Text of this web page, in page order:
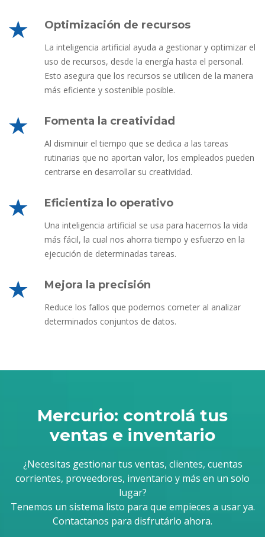
Optimización de recursos
La inteligencia artificial ayuda a gestionar y optimizar el
uso de recursos, desde la energía hasta el personal.
Esto asegura que los recursos se utilicen de la manera
más eficiente y sostenible posible.
Fomenta la creatividad
Al disminuir el tiempo que se dedica a las tareas
rutinarias que no aportan valor, los empleados pueden
centrarse en desarrollar su creatividad.
Eficientiza lo operativo
Una inteligencia artificial se usa para hacernos la vida
más fácil, la cual nos ahorra tiempo y esfuerzo en la
ejecución de determinadas tareas.
Mejora la precisión
Reduce los fallos que podemos cometer al analizar
determinados conjuntos de datos.
Mercurio: controlá tus
ventas e inventario
¿Necesitas gestionar tus ventas, clientes, cuentas
corrientes, proveedores, inventario y más en un solo
lugar?
Tenemos un sistema listo para que empieces a usar ya.
Contactanos para disfrutárlo ahora.